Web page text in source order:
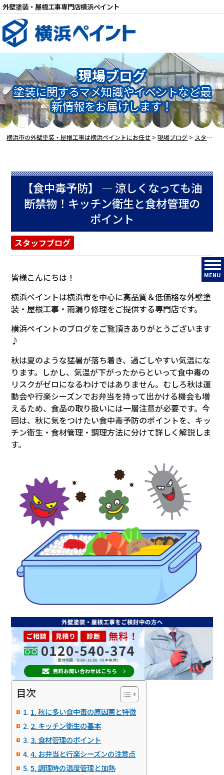
外壁塗装・屋根工事専門店横浜ペイント
電話
MENU
現場ブログ
塗装に関するマメ知識やイベントなど最
新情報をお届けします！
横浜市の外壁塗装・屋根工事は横浜ペイントにお任せ >現場ブログ > スタッフブログ
【食中毒予防】 ― 涼しくなっても油
断禁物！キッチン衛生と食材管理の
ポイント
スタッフブログ
皆様こんにちは！
横浜ペイントは横浜市を中心に高品質＆低価格な外壁塗
装・屋根工事・雨漏り修理をご提供する専門店です。
横浜ペイントのブログをご覧頂きありがとうございます
♪
秋は夏のような猛暑が落ち着き、過ごしやすい気温にな
ります。しかし、気温が下がったからといって食中毒の
リスクがゼロになるわけではありません。むしろ秋は運
動会や行楽シーズンでお弁当を持って出かける機会も増
えるため、食品の取り扱いには一層注意が必要です。今
回は、秋に気をつけたい食中毒予防のポイントを、キッ
チン衛生・食材管理・調理方法に分けて詳しく解説しま
す。
目次
1. 秋に多い食中毒の原因菌と特徴
2. キッチン衛生の基本
3. 食材管理のポイント
4. お弁当と行楽シーズンの注意点
5. 調理時の温度管理と加熱